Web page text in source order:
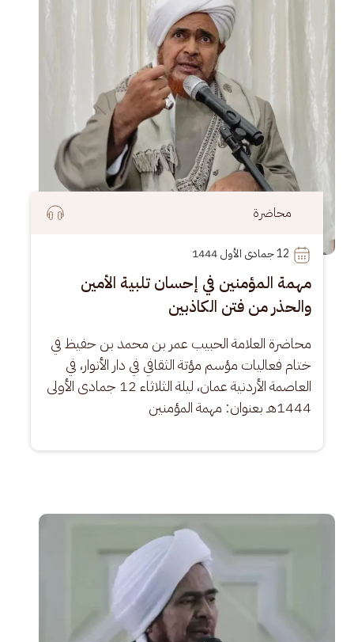
محاضرة
12
مهمة المؤمنين في إحسان تلبية الأمين
والحذر من فتن الكاذبين
محاضرة العلامة الحبيب عمر بن محمد بن حفيظ في
ختام فعاليات مؤسم مؤتة الثقافي في دار الأنوار، في
العاصمة الأردنية عمان، ليلة الثلاثاء 12 جمادى الأولى
1444هـ بعنوان: مهمة المؤمنين
الصورة